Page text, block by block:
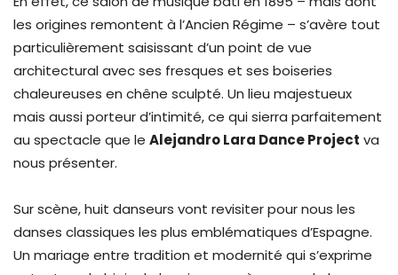
les origines remontent à l’Ancien Régime – s’avère tout
particulièrement saisissant d’un point de vue
architectural avec ses fresques et ses boiseries
chaleureuses en chêne sculpté. Un lieu majestueux
mais aussi porteur d’intimité, ce qui sierra parfaitement
au spectacle que le Alejandro Lara Dance Project va
nous présenter.
Sur scène, huit danseurs vont revisiter pour nous les
danses classiques les plus emblématiques d’Espagne.
Un mariage entre tradition et modernité qui s’exprime